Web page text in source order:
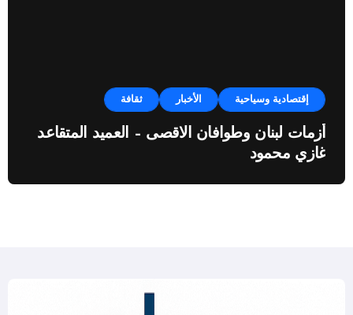
إقتصادية وسياحية الأخبار ثقافة
أزمات لبنان وطوافان الاقصى – العميد المتقاعد
غازي محمود